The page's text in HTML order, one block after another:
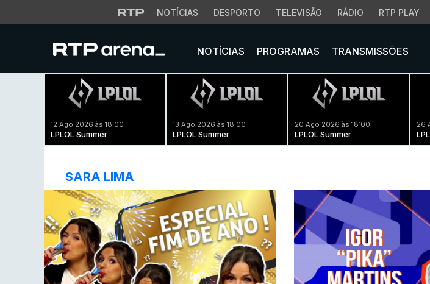
NOTÍCIAS DESPORTO TELEVISÃO RÁDIO RTP PLAY
NOTÍCIAS PROGRAMAS TRANSMISSÕES
12 Ago 2026 às 18:00
LPLOL Summer
13 Ago 2026 às 18:00
LPLOL Summer
20 Ago 2026 às 18:00
LPLOL Summer
26
SARA LIMA